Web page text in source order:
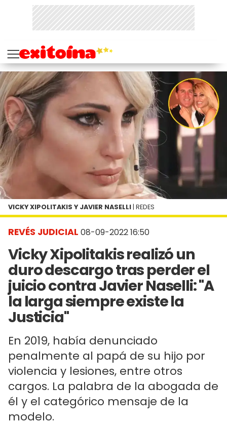
REVÉS JUDICIAL 08-09-2022 16:50
Vicky Xipolitakis realizó un
duro descargo tras perder el
juicio contra Javier Naselli: "A
la larga siempre existe la
Justicia"
En 2019, había denunciado
penalmente al papá de su hijo por
violencia y lesiones, entre otros
cargos. La palabra de la abogada de
él y el categórico mensaje de la
modelo.
VICKY XIPOLITAKIS Y JAVIER NASELLI | REDES